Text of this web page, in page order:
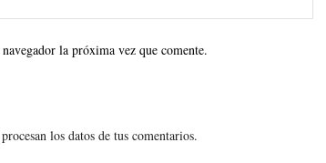
la próxima vez que comente.
los datos de tus comentarios.